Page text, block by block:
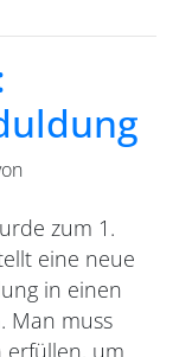
zum 1.
eine neue
in einen
Man muss